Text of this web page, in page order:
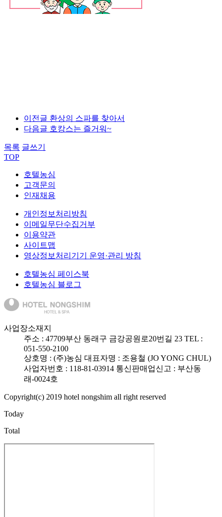
이전글 환상의 스파를 찾아서
다음글 호캉스는 즐거워~
목록 글쓰기
TOP
호텔농심
고객문의
인재채용
개인정보처리방침
이메일무단수집거부
이용약관
사이트맵
영상정보처리기기 운영·관리 방침
호텔농심 페이스북
호텔농심 블로그
사업장소재지
주소 : 47709부산 동래구 금강공원로20번길 23 TEL :
051-550-2100
상호명 : (주)농심 대표자명 : 조용철 (JO YONG CHUL)
사업자번호 : 118-81-03914 통신판매업신고 : 부산동
래-0024호
Copyright(c) 2019 hotel nongshim all right reserved
Today
Total